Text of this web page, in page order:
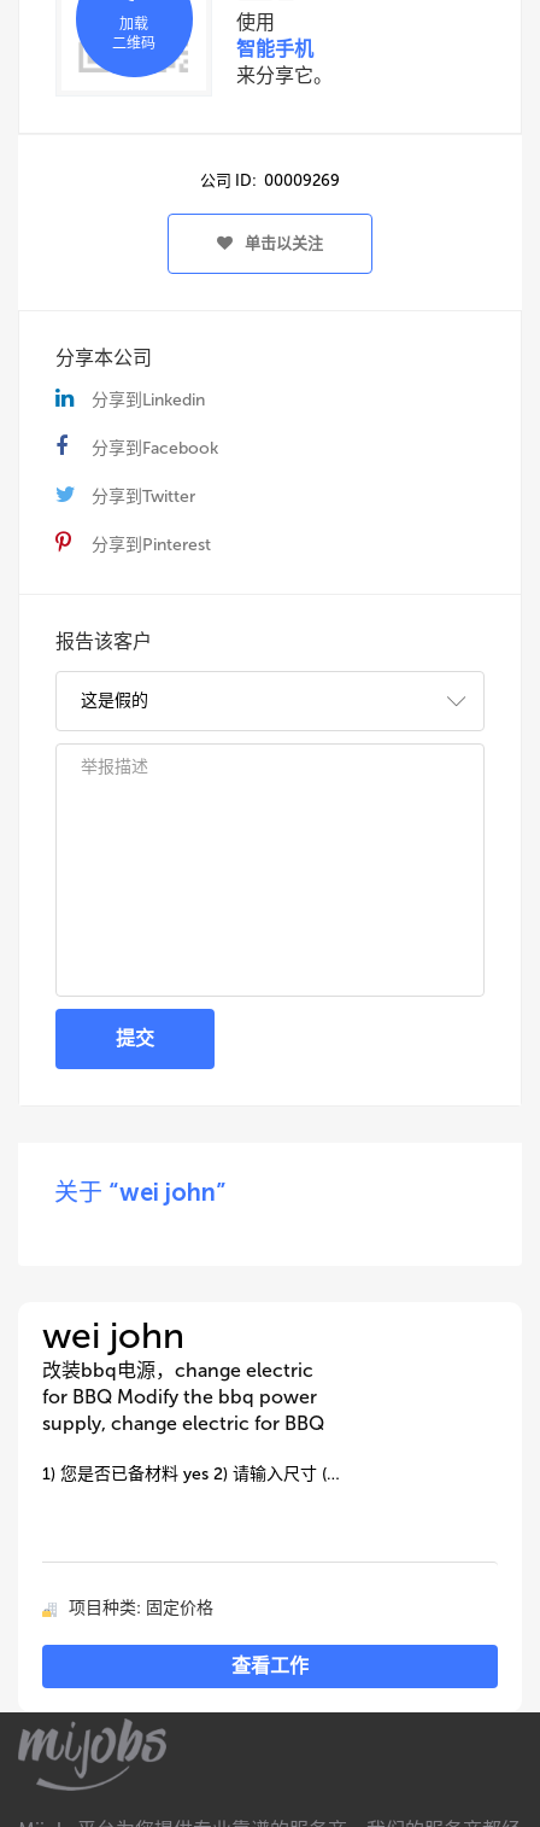
加载
二维码
使用
智能手机
来分享它。
公司 ID: 00009269
单击以关注
分享本公司
分享到Linkedin
分享到Facebook
分享到Twitter
分享到Pinterest
报告该客户
提交
关于 “wei john”
wei john
改装bbq电源，change electric
for BBQ Modify the bbq power
supply, change electric for BBQ
1) 您是否已备材料 yes 2) 请输入尺寸 (…
项目种类: 固定价格
查看工作